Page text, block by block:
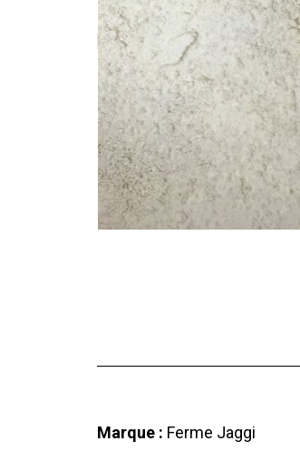
Marque : Ferme Jaggi